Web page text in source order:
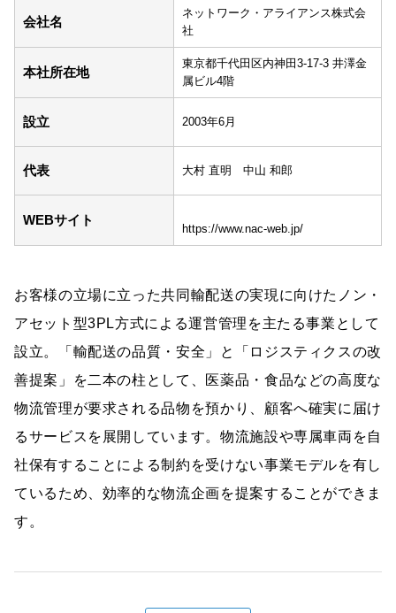
会社名
ネットワーク・アライアンス株式会
社
本社所在地
東京都千代田区内神田3-17-3 井澤金
属ビル4階
設立 2003年6月
代表 大村 直明 中山 和郎
WEBサイト
https://www.nac-web.jp/
お客様の立場に立った共同輸配送の実現に向けたノン・
アセット型3PL方式による運営管理を主たる事業として
設立。「輸配送の品質・安全」と「ロジスティクスの改
善提案」を二本の柱として、医薬品・食品などの高度な
物流管理が要求される品物を預かり、顧客へ確実に届け
るサービスを展開しています。物流施設や専属車両を自
社保有することによる制約を受けない事業モデルを有し
ているため、効率的な物流企画を提案することができま
す。